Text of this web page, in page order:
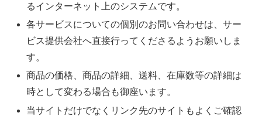
るインターネット上のシステムです。
各サービスについての個別のお問い合わせは、サー
ビス提供会社へ直接行ってくださるようお願いしま
す。
商品の価格、商品の詳細、送料、在庫数等の詳細は
時として変わる場合も御座います。
当サイトだけでなくリンク先のサイトもよくご確認